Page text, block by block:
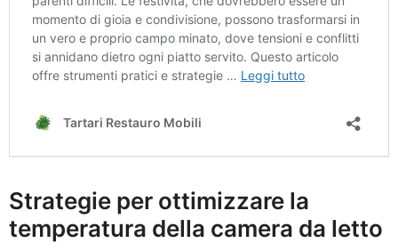
Strategie per ottimizzare la
temperatura della camera da letto